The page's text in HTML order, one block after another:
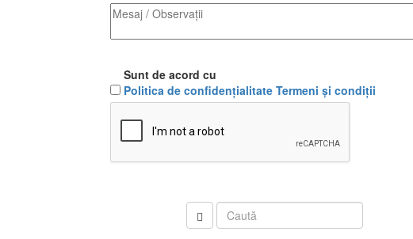
Sunt de acord cu
Politica de confidenţialitate Termeni şi condiţii